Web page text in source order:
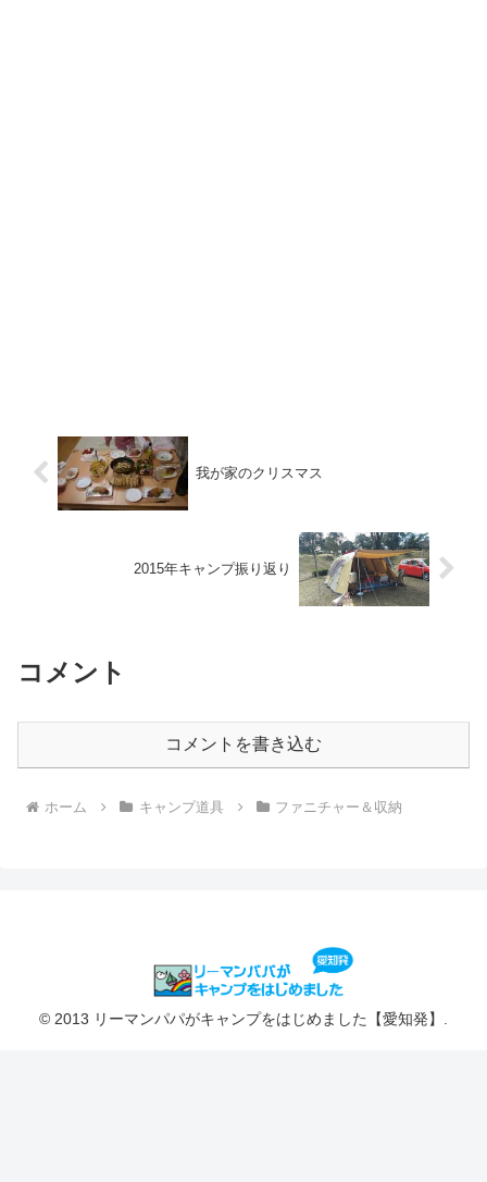
我が家のクリスマス
2015年キャンプ振り返り
コメント
コメントを書き込む
ホーム キャンプ道具 ファニチャー＆収納
© 2013 リーマンパパがキャンプをはじめました【愛知発】.